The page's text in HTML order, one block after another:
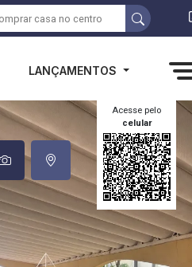
LANÇAMENTOS
Acesse pelo
celular